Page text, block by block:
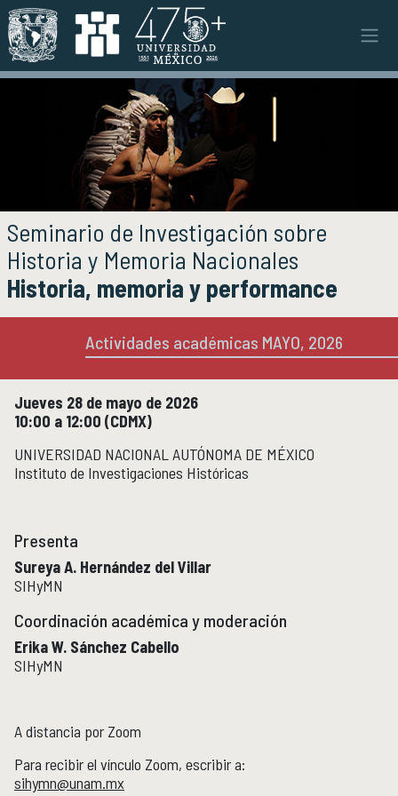
Pasar al contenido principal
INSTITUTO
Objetivos y funciones
Misión y visión
Ejes estratégicos
Directorio y planta académica
Documentos institucionales
Órganos colegiados
Normatividad y gestiones
Investigación
INVESTIGACIÓN
Áreas de investigación e investigadores
Micrositios
Investigación posdoctoral
Actividades académicas
ACTIVIDADES ACADÉMICAS
Formación
FORMACIÓN
Posgrado
Olimpiadas
Servicio Social
Cursos y diplomados vigentes
Cursos y diplomados concluidos
Seminario de Investigación sobre
Historia y Memoria Nacionales
Historia, memoria y performance
Actividades académicas MAYO, 2026
Jueves 28 de mayo de 2026
10:00 a 12:00 (CDMX)
UNIVERSIDAD NACIONAL AUTÓNOMA DE MÉXICO
Instituto de Investigaciones Históricas
Presenta
Sureya A. Hernández del Villar
SIHyMN
Coordinación académica y moderación
Erika W. Sánchez Cabello
SIHyMN
A distancia por Zoom
Para recibir el vínculo Zoom, escribir a:
sihymn@unam.mx